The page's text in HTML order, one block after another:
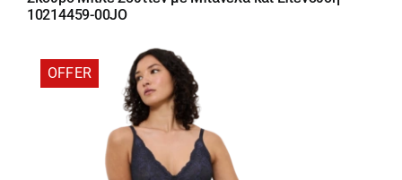
43,50 €.
είναι:
10214459-00JO
OFFER